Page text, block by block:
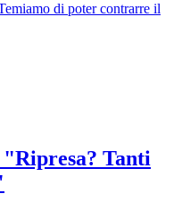
di poter contrarre il
Tanti